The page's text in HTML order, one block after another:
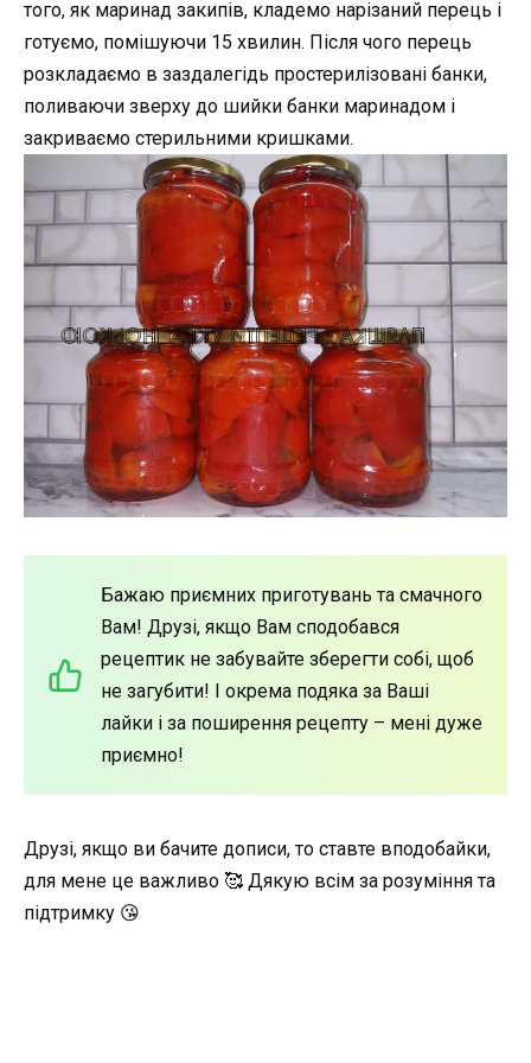
того, як маринад закипів, кладемо нарізаний перець і
готуємо, помішуючи 15 хвилин. Після чого перець
розкладаємо в заздалегідь простерилізовані банки,
поливаючи зверху до шийки банки маринадом і
закриваємо стерильними кришками.
Бажаю приємних приготувань та смачного
Вам! Друзі, якщо Вам сподобався
рецептик не забувайте зберегти собі, щоб
не загубити! І окрема подяка за Ваші
лайки і за поширення рецепту – мені дуже
приємно!
Друзі, якщо ви бачите дописи, то ставте вподобайки,
для мене це важливо 🥰 Дякую всім за розуміння та
підтримку 😘